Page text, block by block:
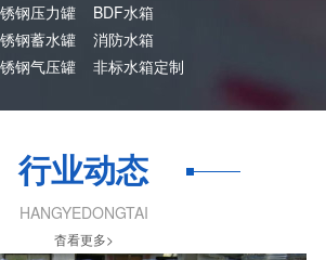
钢压力罐
钢蓄水罐
钢气压罐
BDF水箱
消防水箱
非标水箱定制
行业动态
HANGYEDONGTAI
杳看更多>